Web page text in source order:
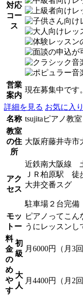
対応
コー
ス
営業
案内
現在募集中です
詳細を見る お気に入
名称 tsujitaピアノ教室
教室
の住
所
大阪府藤井寺市
アク
セス
近鉄南大阪線
ＪＲ柏原駅 徒
大井交番スグ
駐車場２台完備
モッ
トー
ピアノってこん
うにレッスンし
料
金
の
め
や
す
初
級
月6000円（月3
大
人
月4400円（月2